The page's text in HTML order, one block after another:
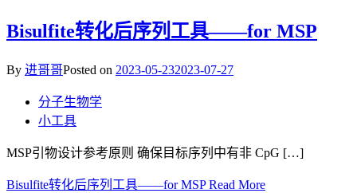
Bisulfite转化后序列工具——for MSP
By 进哥哥Posted on 2023-05-232023-07-27
分子生物学
小工具
MSP引物设计参考原则 确保目标序列中有非 CpG […]
Bisulfite转化后序列工具——for MSPRead More